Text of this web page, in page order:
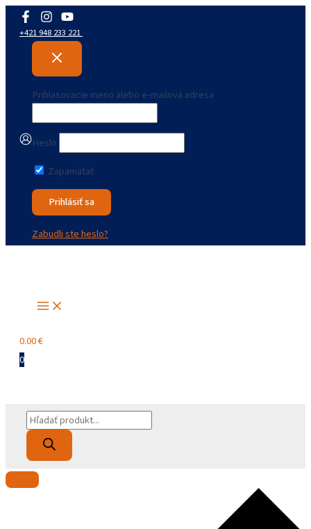
Preskočiť
+421 948 233 221
Prihlasovacie meno alebo e-mailová adresa
Heslo
Zapamätať
Zabudli ste heslo?
Main
Menu
0.00€
0
Products
search